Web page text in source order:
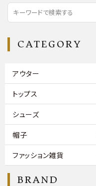
CATEGORY
アウター
トップス
シューズ
帽子
ファッション雑貨
BRAND